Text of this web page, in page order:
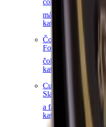
čokoládě
Ořechy v
másla s čokoládou
kategorie
Čokoládové mlsání
Fondány a nugáty
čokoláda
kategorie
Cukrovinky a želé
Sladkosti bez cukru
a fazolky
Lékořice a
kategorie